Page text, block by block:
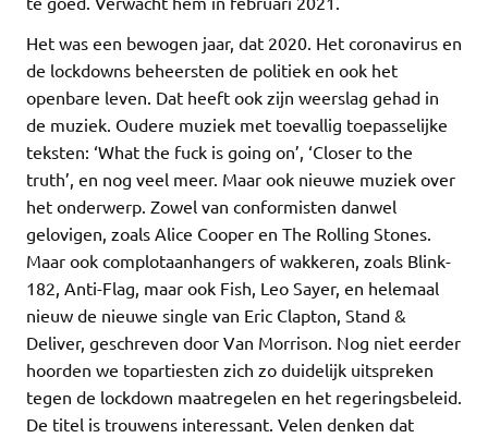
Het was een bewogen jaar, dat 2020. Het coronavirus en
de lockdowns beheersten de politiek en ook het
openbare leven. Dat heeft ook zijn weerslag gehad in
de muziek. Oudere muziek met toevallig toepasselijke
teksten: ‘What the fuck is going on’, ‘Closer to the
truth’, en nog veel meer. Maar ook nieuwe muziek over
het onderwerp. Zowel van conformisten danwel
gelovigen, zoals Alice Cooper en The Rolling Stones.
Maar ook complotaanhangers of wakkeren, zoals Blink-
182, Anti-Flag, maar ook Fish, Leo Sayer, en helemaal
nieuw de nieuwe single van Eric Clapton, Stand &
Deliver, geschreven door Van Morrison. Nog niet eerder
hoorden we topartiesten zich zo duidelijk uitspreken
tegen de lockdown maatregelen en het regeringsbeleid.
De titel is trouwens interessant. Velen denken dat